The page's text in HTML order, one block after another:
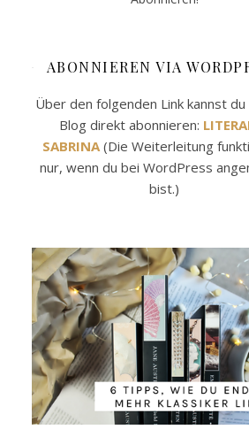
ABONNIEREN VIA
Über den folgenden Link kannst du
Blog direkt abonnieren:
SABRINA(Die Weiterleitung
nur, wenn du bei WordPress
bist.)